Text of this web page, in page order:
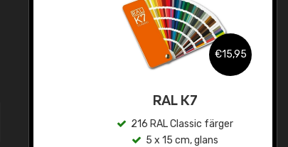
€15,95
RAL K7
216 RAL Classic färger
5 x 15 cm, glans